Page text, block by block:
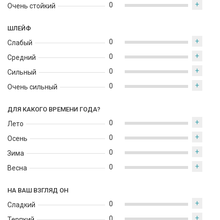
выходов, романтических встреч и особых моментов, когда
Очень стойкий
0 +
ШЛЕЙФ
Слабый
Средний
Сильный
Очень сильный
0 +
0 +
0 +
0 +
ДЛЯ КАКОГО ВРЕМЕНИ ГОДА?
Лето
Осень
Зима
Весна
0 +
0 +
0 +
0 +
НА ВАШ ВЗГЛЯД ОН
Сладкий
0 +
+